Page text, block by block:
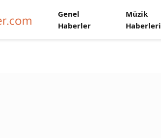
Genel
Haberler
Müzik
Haberleri